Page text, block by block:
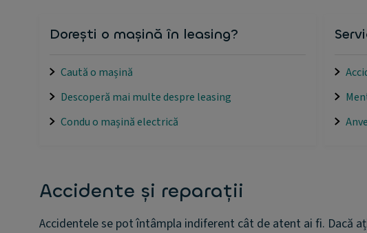
Dorești o mașină în leasing?
Caută o mașină
Descoperă mai multe despre leasing
Condu o mașină electrică
Accidente și reparații
Accidentele se pot întâmpla indiferent cât de atent ai fi. Dacă